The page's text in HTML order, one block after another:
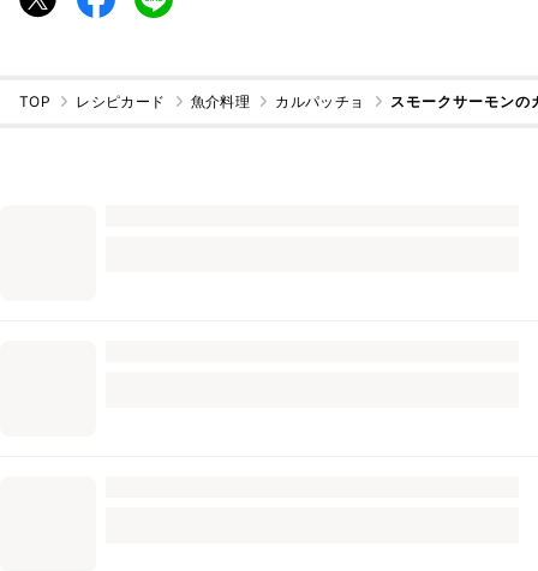
TOP レシピカード 魚介料理 カルパッチョ スモークサーモン